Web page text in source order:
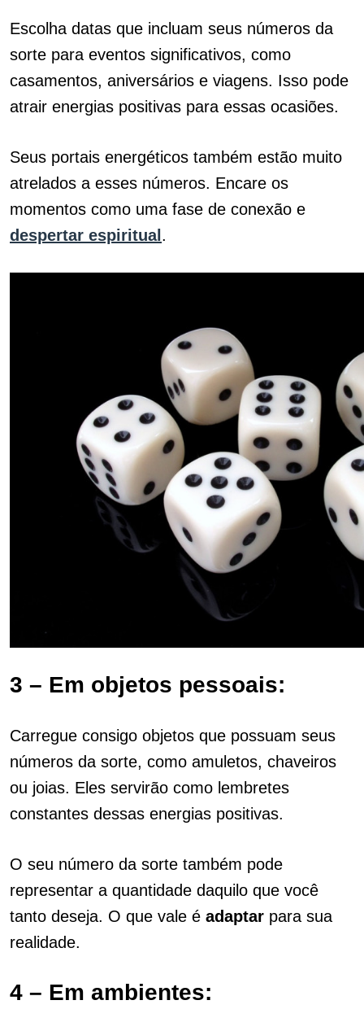
Escolha datas que incluam seus números da
sorte para eventos significativos, como
casamentos, aniversários e viagens. Isso pode
atrair energias positivas para essas ocasiões.
Seus portais energéticos também estão muito
atrelados a esses números. Encare os
momentos como uma fase de conexão e
despertar espiritual .
3 – Em objetos pessoais:
Carregue consigo objetos que possuam seus
números da sorte, como amuletos, chaveiros
ou joias. Eles servirão como lembretes
constantes dessas energias positivas.
O seu número da sorte também pode
representar a quantidade daquilo que você
tanto deseja. O que vale é adaptar para sua
realidade.
4 – Em ambientes: